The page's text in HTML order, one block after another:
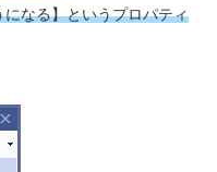
なる】というプロパティ